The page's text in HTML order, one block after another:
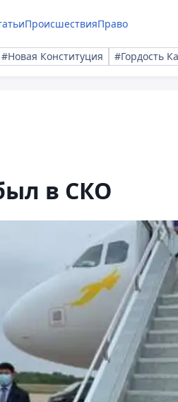
ПроисшествияПраво
#Новая Конституция #Гордость
в СКО